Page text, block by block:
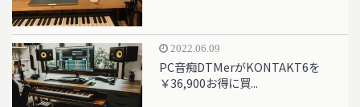
2022.06.09
PC音痴DTMerがKONTAKT6を
￥36,900お得に買...